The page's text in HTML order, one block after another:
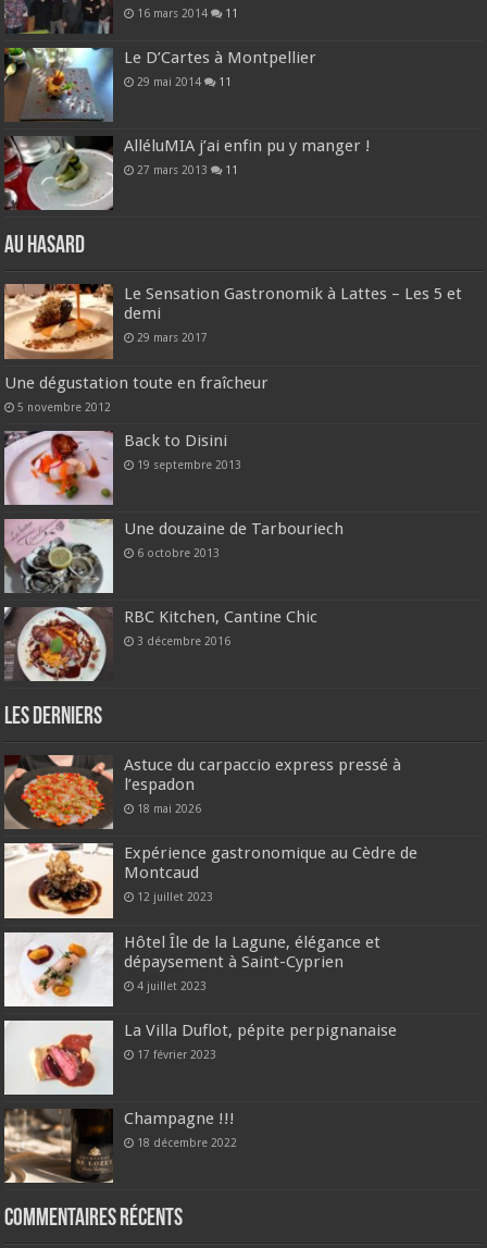
16 mars 2014 11
Le D’Cartes à Montpellier
29 mai 2014 11
AlléluMIA j’ai enfin pu y manger !
27 mars 2013 11
Au hasard
Le Sensation Gastronomik à Lattes – Les 5 et
demi
29 mars 2017
Une dégustation toute en fraîcheur
5 novembre 2012
Back to Disini
19 septembre 2013
Une douzaine de Tarbouriech
6 octobre 2013
RBC Kitchen, Cantine Chic
3 décembre 2016
Les derniers
Astuce du carpaccio express pressé à
l’espadon
18 mai 2026
Expérience gastronomique au Cèdre de
Montcaud
12 juillet 2023
Hôtel Île de la Lagune, élégance et
dépaysement à Saint-Cyprien
4 juillet 2023
La Villa Duflot, pépite perpignanaise
17 février 2023
Champagne !!!
18 décembre 2022
Commentaires récents